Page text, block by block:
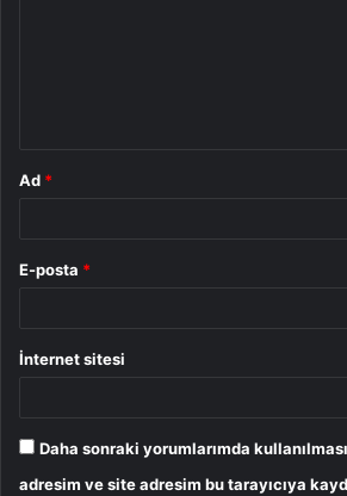
Ad *
E-posta *
İnternet sitesi
Daha sonraki yorumlarımda
adresim ve site adresim bu tarayıcıya